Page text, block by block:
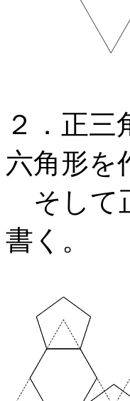
２．正三
六角形
そして
書く。